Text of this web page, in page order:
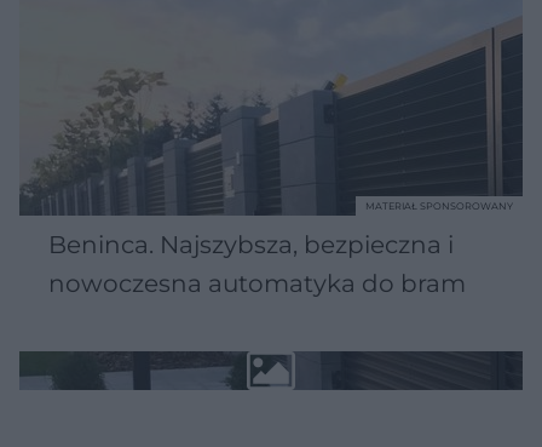
Beninca. Najszybsza, bezpieczna i
nowoczesna automatyka do bram
MATERIAŁ SPONSOROWANY